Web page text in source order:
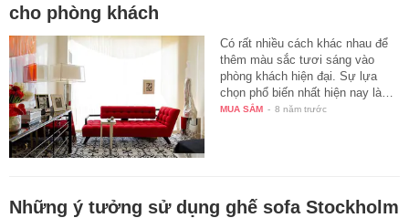
cho phòng khách
Có rất nhiều cách khác nhau để
thêm màu sắc tươi sáng vào
phòng khách hiện đại. Sự lựa
chọn phổ biến nhất hiện nay là…
MUA SẮM - 8 năm trước
Những ý tưởng sử dụng ghế sofa Stockholm